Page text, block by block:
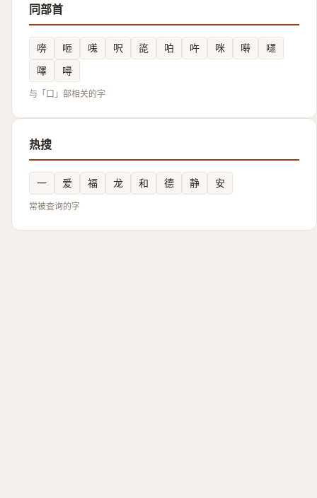
同部首
喯 咂 嗴 呎 㖳 㕷 吘 咪 啭
嚃
㘁
噚
与「口」部相关的字
热搜
一 爱 福 龙 和 德 静 安
常被查询的字